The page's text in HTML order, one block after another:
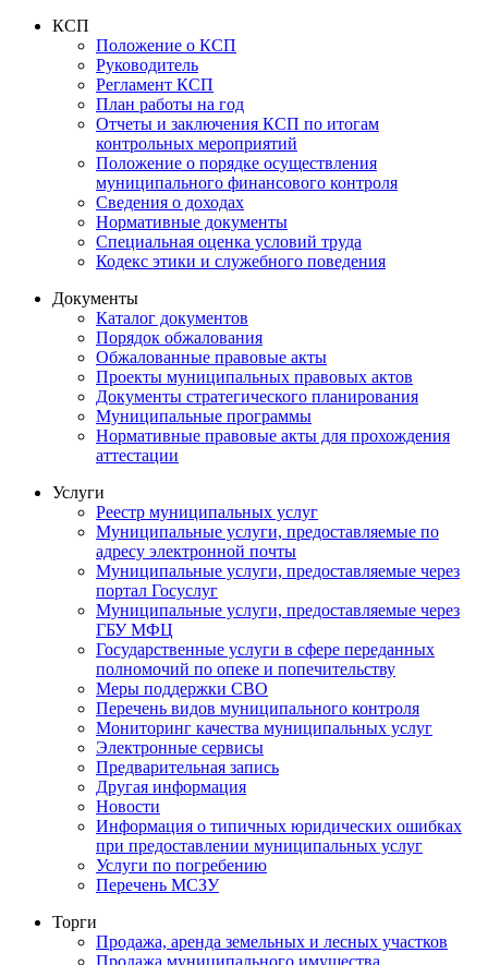
КСП
Положение о КСП
Руководитель
Регламент КСП
План работы на год
Отчеты и заключения КСП по итогам
контрольных мероприятий
Положение о порядке осуществления
муниципального финансового контроля
Сведения о доходах
Нормативные документы
Специальная оценка условий труда
Кодекс этики и служебного поведения
Документы
Каталог документов
Порядок обжалования
Обжалованные правовые акты
Проекты муниципальных правовых актов
Документы стратегического планирования
Муниципальные программы
Нормативные правовые акты для прохождения
аттестации
Услуги
Реестр муниципальных услуг
Муниципальные услуги, предоставляемые по
адресу электронной почты
Муниципальные услуги, предоставляемые через
портал Госуслуг
Муниципальные услуги, предоставляемые через
ГБУ МФЦ
Государственные услуги в сфере переданных
полномочий по опеке и попечительству
Меры поддержки СВО
Перечень видов муниципального контроля
Мониторинг качества муниципальных услуг
Электронные сервисы
Предварительная запись
Другая информация
Новости
Информация о типичных юридических ошибках
при предоставлении муниципальных услуг
Услуги по погребению
Перечень МСЗУ
Торги
Продажа, аренда земельных и лесных участков